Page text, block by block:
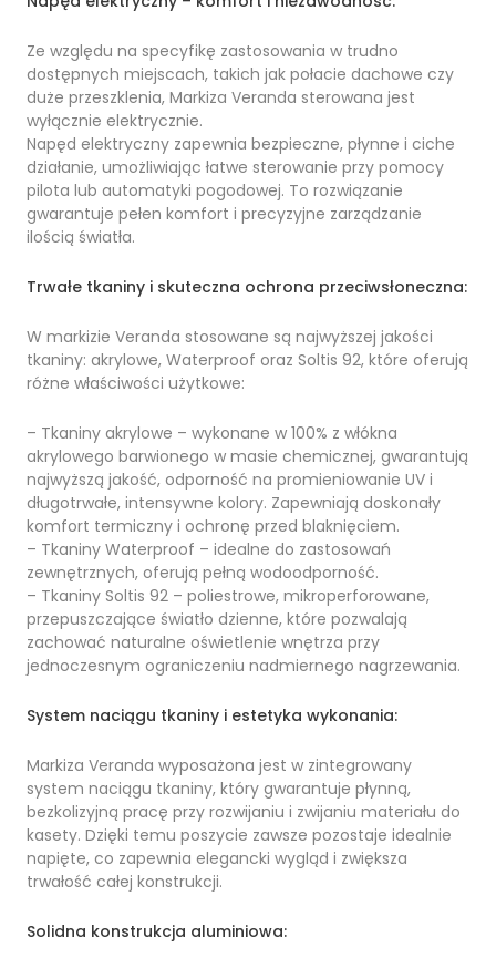
Ze względu na specyfikę zastosowania w trudno
dostępnych miejscach, takich jak połacie dachowe czy
duże przeszklenia, Markiza Veranda sterowana jest
wyłącznie elektrycznie.
Napęd elektryczny zapewnia bezpieczne, płynne i ciche
działanie, umożliwiając łatwe sterowanie przy pomocy
pilota lub automatyki pogodowej. To rozwiązanie
gwarantuje pełen komfort i precyzyjne zarządzanie
ilością światła.
Trwałe tkaniny i skuteczna ochrona przeciwsłoneczna:
W markizie Veranda stosowane są najwyższej jakości
tkaniny: akrylowe, Waterproof oraz Soltis 92, które oferują
różne właściwości użytkowe:
– Tkaniny akrylowe – wykonane w 100% z włókna
akrylowego barwionego w masie chemicznej, gwarantują
najwyższą jakość, odporność na promieniowanie UV i
długotrwałe, intensywne kolory. Zapewniają doskonały
komfort termiczny i ochronę przed blaknięciem.
– Tkaniny Waterproof – idealne do zastosowań
zewnętrznych, oferują pełną wodoodporność.
– Tkaniny Soltis 92 – poliestrowe, mikroperforowane,
przepuszczające światło dzienne, które pozwalają
zachować naturalne oświetlenie wnętrza przy
jednoczesnym ograniczeniu nadmiernego nagrzewania.
System naciągu tkaniny i estetyka wykonania:
Markiza Veranda wyposażona jest w zintegrowany
system naciągu tkaniny, który gwarantuje płynną,
bezkolizyjną pracę przy rozwijaniu i zwijaniu materiału do
kasety. Dzięki temu poszycie zawsze pozostaje idealnie
napięte, co zapewnia elegancki wygląd i zwiększa
trwałość całej konstrukcji.
Solidna konstrukcja aluminiowa: